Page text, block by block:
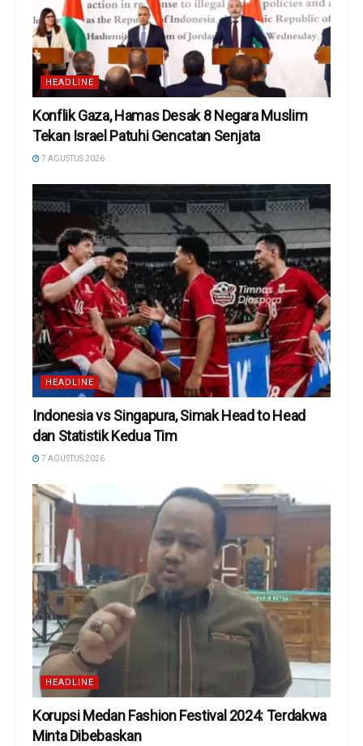
HEADLINE
Konflik Gaza, Hamas Desak 8 Negara Muslim
Tekan Israel Patuhi Gencatan Senjata
7 AGUSTUS 2026
HEADLINE
Indonesia vs Singapura, Simak Head to Head
dan Statistik Kedua Tim
7 AGUSTUS 2026
HEADLINE
Korupsi Medan Fashion Festival 2024: Terdakwa
Minta Dibebaskan